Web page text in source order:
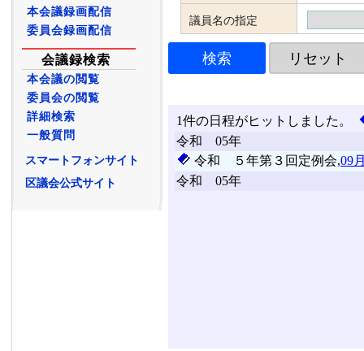
議員名の指定
本会議録画配信
委員会録画配信
会議録検索
本会議の閲覧
委員会の閲覧
詳細検索
一般質問
スマートフォンサイト
区議会公式サイト